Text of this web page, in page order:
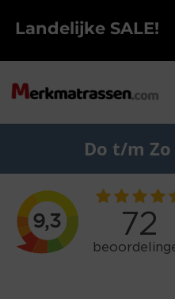
Landelijke SALE!
Do t/m Zo